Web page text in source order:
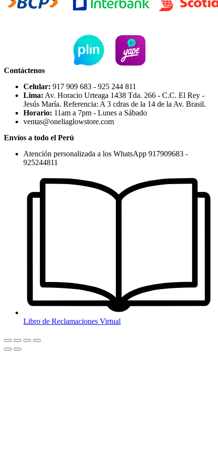
Contáctenos
Celular: 917 909 683 - 925 244 811
Lima: Av. Horacio Urteaga 1438 Tda. 266 - C.C. El Rey -
Jesús María. Referencia: A 3 cdras de la 14 de la Av. Brasil.
Horario: 11am a 7pm - Lunes a Sábado
ventas@oneliaglowstore.com
Envíos a todo el Perú
Atención personalizada a los WhatsApp 917909683 -
925244811
Libro de Reclamaciones Virtual